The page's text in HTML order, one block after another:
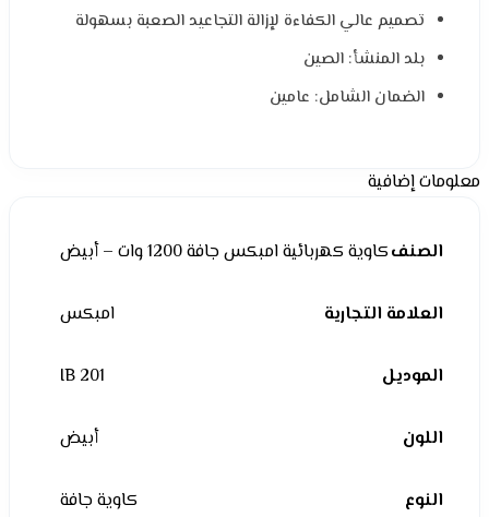
تصميم عالي الكفاءة لإزالة التجاعيد الصعبة بسهولة
بلد المنشأ: الصين
الضمان الشامل: عامين
معلومات إضافية
الصنفكاوية كهربائية امبكس جافة 1200 وات – أبيض
العلامة التجارية امبكس
الموديل IB 201
اللون أبيض
النوع كاوية جافة